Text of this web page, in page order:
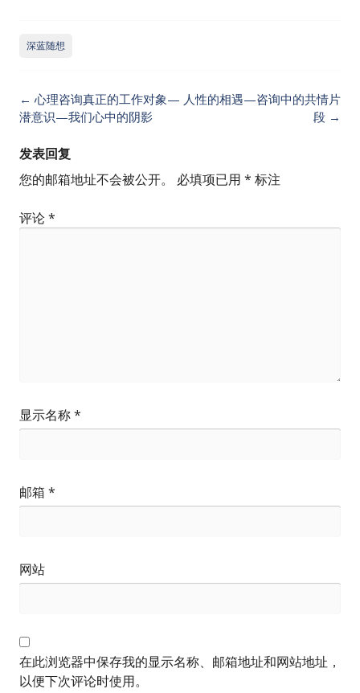
深蓝随想
Post
navigation
← 心理咨询真正的工作对象—
潜意识—我们心中的阴影
人性的相遇—咨询中的共情片
段 →
发表回复
您的邮箱地址不会被公开。
必填项已用 * 标注
评论*
显示名称*
邮箱 *
网站
在此浏览器中保存我的显示名称、邮箱地址和网站地址，
以便下次评论时使用。